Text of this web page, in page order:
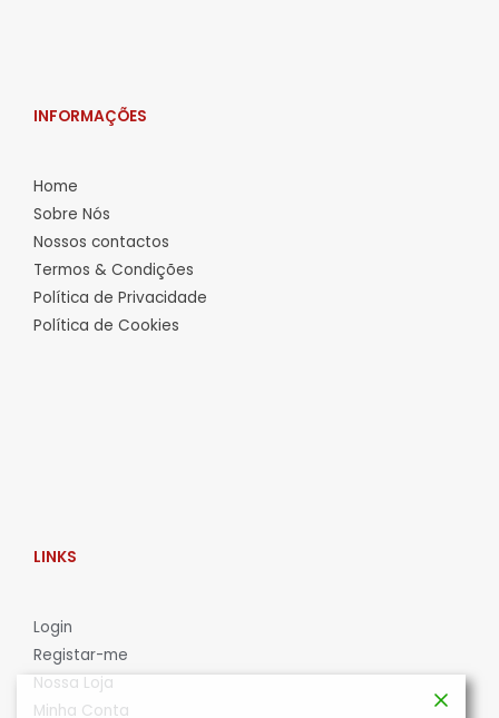
INFORMAÇÕES
Home
Sobre Nós
Nossos contactos
Termos & Condições
Política de Privacidade
Política de Cookies
LINKS
Login
Registar-me
Nossa Loja
Minha Conta